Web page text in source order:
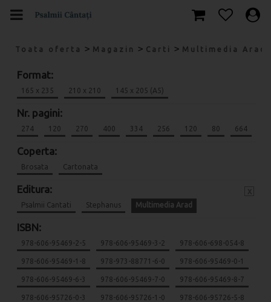
Toata oferta > Magazin > Carti > Multimedia Arad
Format:
165 x 235 210 x 210 145 x 205 (A5)
Nr. pagini:
274 120 270 400 334 256 120 80 664
Coperta:
Brosata Cartonata
Editura:
Psalmii Cantati Stephanus Multimedia Arad
ISBN:
978-606-95469-2-5 978-606-95469-3-2 978-606-698-054-8
978-606-95469-1-8 978-973-88771-6-0 978-606-95469-0-1
978-606-95469-6-3 978-606-95469-7-0 978-606-95469-8-7
978-606-95726-0-3 978-606-95726-1-0 978-606-95726-5-8